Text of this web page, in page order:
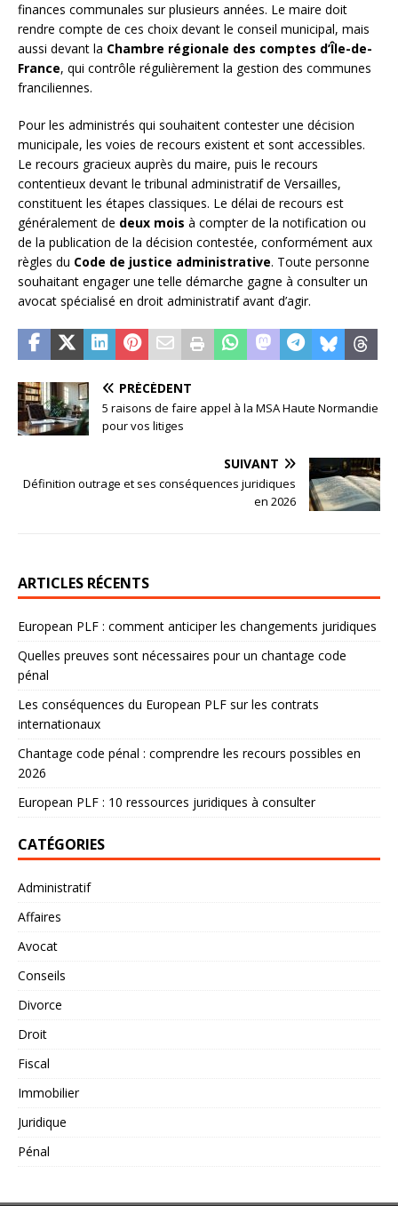
finances communales sur plusieurs années. Le maire doit
rendre compte de ces choix devant le conseil municipal, mais
aussi devant la Chambre régionale des comptes d’Île-de-
France, qui contrôle régulièrement la gestion des communes
franciliennes.
Pour les administrés qui souhaitent contester une décision
municipale, les voies de recours existent et sont accessibles.
Le recours gracieux auprès du maire, puis le recours
contentieux devant le tribunal administratif de Versailles,
constituent les étapes classiques. Le délai de recours est
généralement de deux mois à compter de la notification ou
de la publication de la décision contestée, conformément aux
règles du Code de justice administrative. Toute personne
souhaitant engager une telle démarche gagne à consulter un
avocat spécialisé en droit administratif avant d’agir.
PRÉCÉDENT
5 raisons de faire appel à la MSA Haute Normandie
pour vos litiges
SUIVANT
Définition outrage et ses conséquences juridiques
en 2026
ARTICLES RÉCENTS
European PLF : comment anticiper les changements juridiques
Quelles preuves sont nécessaires pour un chantage code
pénal
Les conséquences du European PLF sur les contrats
internationaux
Chantage code pénal : comprendre les recours possibles en
2026
European PLF : 10 ressources juridiques à consulter
CATÉGORIES
Administratif
Affaires
Avocat
Conseils
Divorce
Droit
Fiscal
Immobilier
Juridique
Pénal